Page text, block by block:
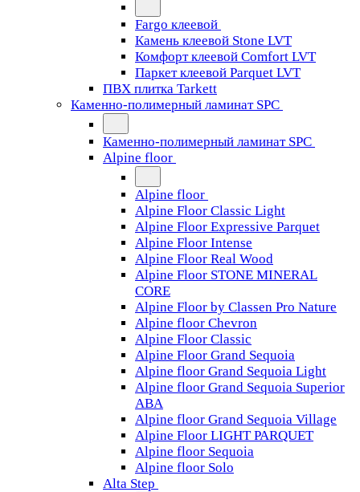
Fargo клеевой
Камень клеевой Stone LVT
Комфорт клеевой Comfort LVT
Паркет клеевой Parquet LVT
ПВХ плитка Tarkett
Каменно-полимерный ламинат SPC
Каменно-полимерный ламинат SPC
Alpine floor
Alpine floor
Alpine Floor Classic Light
Alpine Floor Expressive Parquet
Alpine Floor Intense
Alpine Floor Real Wood
Alpine Floor STONE MINERAL
CORE
Alpine Floor by Classen Pro Nature
Alpine floor Chevron
Alpine Floor Classic
Alpine Floor Grand Sequoia
Alpine floor Grand Sequoia Light
Alpine floor Grand Sequoia Superior
ABA
Alpine floor Grand Sequoia Village
Alpine Floor LIGHT PARQUET
Alpine floor Sequoia
Alpine floor Solo
Alta Step